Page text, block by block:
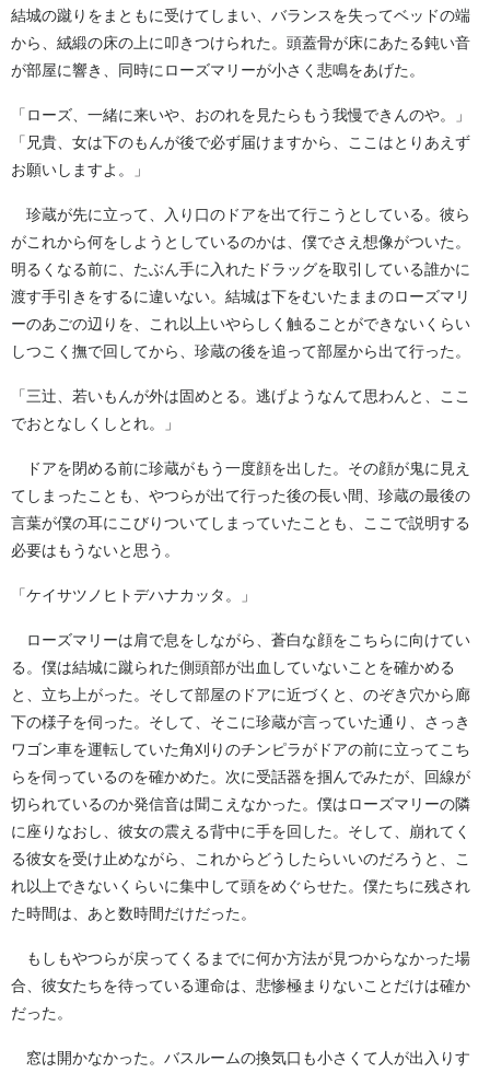
結城の蹴りをまともに受けてしまい、バランスを失ってベッドの端
から、絨緞の床の上に叩きつけられた。頭蓋骨が床にあたる鈍い音
が部屋に響き、同時にローズマリーが小さく悲鳴をあげた。
「ローズ、一緒に来いや、おのれを見たらもう我慢できんのや。」
「兄貴、女は下のもんが後で必ず届けますから、ここはとりあえず
お願いしますよ。」
珍蔵が先に立って、入り口のドアを出て行こうとしている。彼ら
がこれから何をしようとしているのかは、僕でさえ想像がついた。
明るくなる前に、たぶん手に入れたドラッグを取引している誰かに
渡す手引きをするに違いない。結城は下をむいたままのローズマリ
ーのあごの辺りを、これ以上いやらしく触ることができないくらい
しつこく撫で回してから、珍蔵の後を追って部屋から出て行った。
「三辻、若いもんが外は固めとる。逃げようなんて思わんと、ここ
でおとなしくしとれ。」
ドアを閉める前に珍蔵がもう一度顔を出した。その顔が鬼に見え
てしまったことも、やつらが出て行った後の長い間、珍蔵の最後の
言葉が僕の耳にこびりついてしまっていたことも、ここで説明する
必要はもうないと思う。
「ケイサツノヒトデハナカッタ。」
ローズマリーは肩で息をしながら、蒼白な顔をこちらに向けてい
る。僕は結城に蹴られた側頭部が出血していないことを確かめる
と、立ち上がった。そして部屋のドアに近づくと、のぞき穴から廊
下の様子を伺った。そして、そこに珍蔵が言っていた通り、さっき
ワゴン車を運転していた角刈りのチンピラがドアの前に立ってこち
らを伺っているのを確かめた。次に受話器を掴んでみたが、回線が
切られているのか発信音は聞こえなかった。僕はローズマリーの隣
に座りなおし、彼女の震える背中に手を回した。そして、崩れてく
る彼女を受け止めながら、これからどうしたらいいのだろうと、こ
れ以上できないくらいに集中して頭をめぐらせた。僕たちに残され
た時間は、あと数時間だけだった。
もしもやつらが戻ってくるまでに何か方法が見つからなかった場
合、彼女たちを待っている運命は、悲惨極まりないことだけは確か
だった。
窓は開かなかった。バスルームの換気口も小さくて人が出入りす